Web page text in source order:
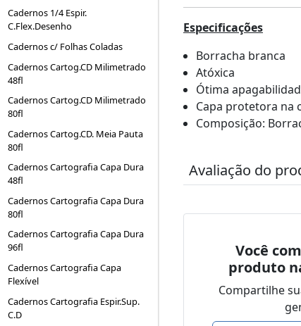
Cadernos 1/4 Espir.
C.Flex.Desenho
Cadernos c/ Folhas Coladas
Cadernos Cartog.CD Milimetrado
48fl
Cadernos Cartog.CD Milimetrado
80fl
Cadernos Cartog.CD. Meia Pauta
80fl
Cadernos Cartografia Capa Dura
48fl
Cadernos Cartografia Capa Dura
80fl
Cadernos Cartografia Capa Dura
96fl
Cadernos Cartografia Capa
Flexível
Cadernos Cartografia Espir.Sup.
C.D
Especificações
Borracha branca
Atóxica
Ótima
Capa protetora na
Composição:
Avaliação do
Você
produto
Compartilhe